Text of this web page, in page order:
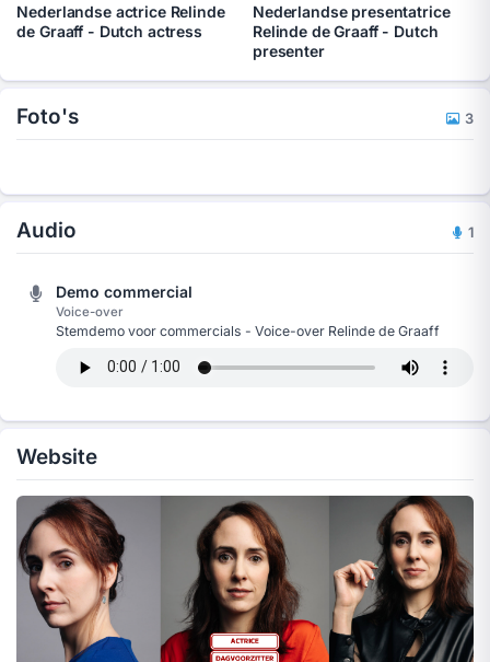
Nederlandse actrice Relinde
de Graaff - Dutch actress
Nederlandse presentatrice
Relinde de Graaff - Dutch
presenter
Foto's 3
Audio 1
Demo commercial
Voice-over
Stemdemo voor commercials - Voice-over Relinde de Graaff
Website